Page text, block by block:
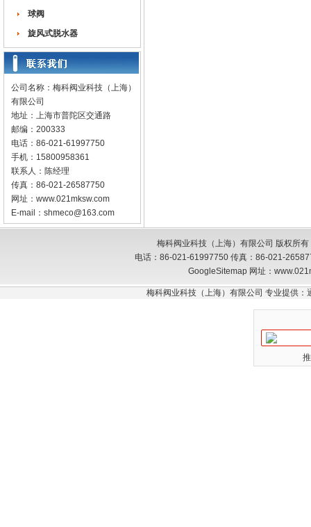
球阀
旋风式脱水器
公司名称：梅科阀业科技（上海）
有限公司
地址：上海市普陀区交通路
邮编：200333
电话：86-021-61997750
手机：15800958361
联系人：陈经理
传真：86-021-26587750
网址： www.021mksw.com
E-mail： shmeco@163.com
梅科阀业科技（上海）有限公司 版权所
电话：86-021-61997750 传真：86-021-
GoogleSitemap网址：
梅科阀业科技（上海）有限公司 专业提供